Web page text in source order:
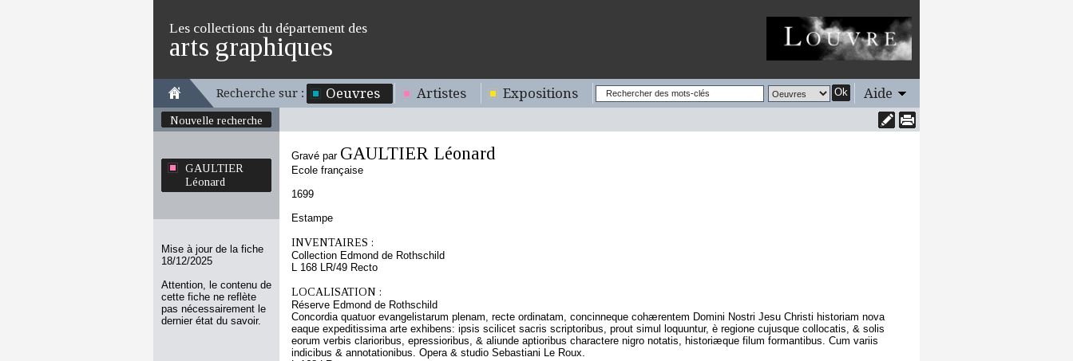
Les collections du département des
arts graphiques
Recherche sur : Oeuvres Artistes Expositions Ok Aide
Nouvelle recherche
GAULTIER
Léonard
Mise à jour de la fiche
18/12/2025
Attention, le contenu de
cette fiche ne reflète
pas nécessairement le
dernier état du savoir.
Gravé par GAULTIER Léonard
Ecole française
1699
Estampe
INVENTAIRES :
Collection Edmond de Rothschild
L 168 LR/49 Recto
LOCALISATION :
Réserve Edmond de Rothschild
Concordia quatuor evangelistarum plenam, recte ordinatam, concinneque cohærentem Domini Nostri Jesu Christi historiam nova
eaque expeditissima arte exhibens: ipsis scilicet sacris scriptoribus, prout simul loquuntur, è regione cujusque collocatis, & solis
eorum verbis clarioribus, epressioribus, & aliunde aptioribus charactere nigro notatis, historiæque filum formantibus. Cum variis
indicibus & annotationibus. Opera & studio Sebastiani Le Roux.